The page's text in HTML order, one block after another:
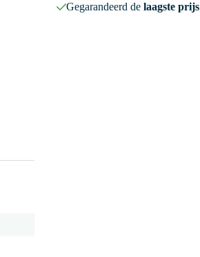
Gegarandeerd de laagste prijs